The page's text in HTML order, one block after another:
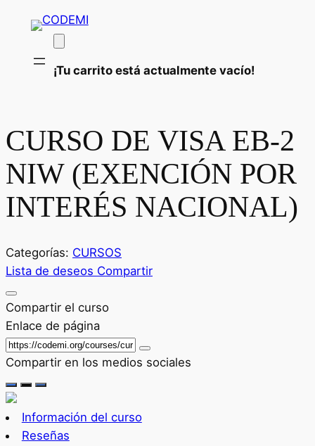
¡Tu carrito está actualmente vacío!
CURSO DE VISA EB-2
NIW (EXENCIÓN POR
INTERÉS NACIONAL)
Categorías: CURSOS
Lista de deseos Compartir
Compartir el curso
Enlace de página
Compartir en los medios sociales
Información del curso
Reseñas